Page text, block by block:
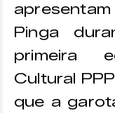
Pinga
primeira
Cultural
que a